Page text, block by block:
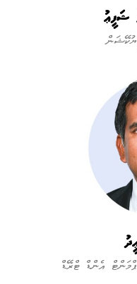
ޝަފީޢު
އެންޑް ޓްރޭޑް